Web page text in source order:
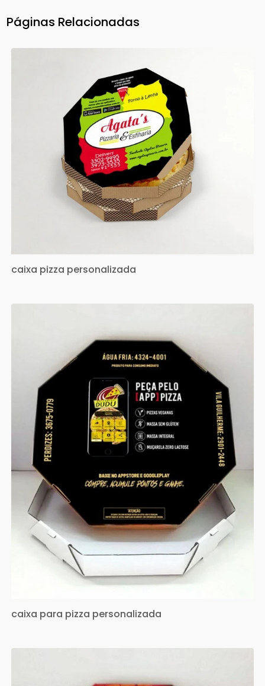
Páginas Relacionadas
caixa pizza personalizada
caixa para pizza personalizada